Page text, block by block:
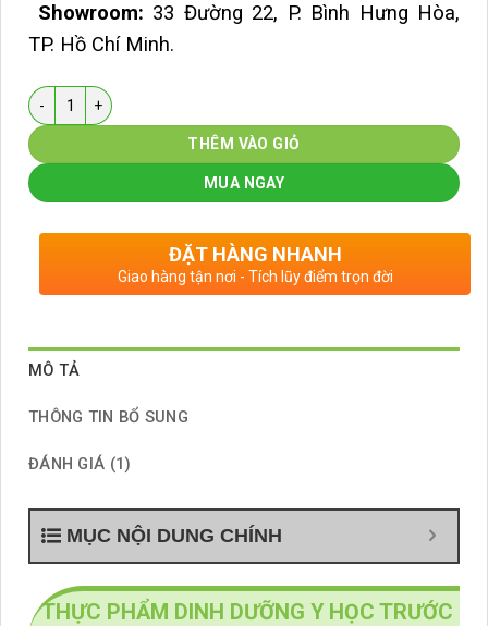
Showroom: 33 Đường 22, P. Bình Hưng Hòa,
TP. Hồ Chí Minh.
Số lượng
THÊM VÀO GIỎ
MUA NGAY
ĐẶT HÀNG NHANH
Giao hàng tận nơi - Tích lũy điểm trọn đời
MÔ TẢ
THÔNG TIN BỔ SUNG
ĐÁNH GIÁ (1)
MỤC NỘI DUNG CHÍNH
THỰC PHẨM DINH DƯỠNG Y HỌC TRƯỚC